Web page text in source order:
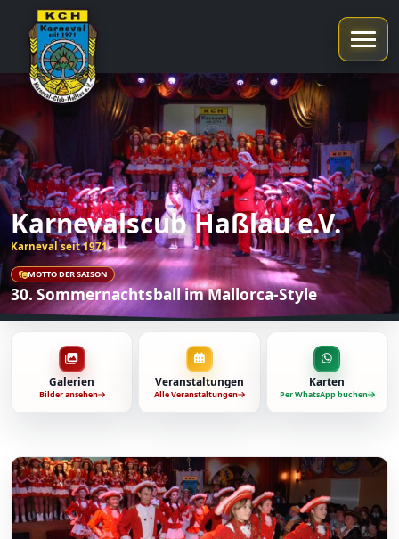
Karnevalscub Haßlau e.V.
Karneval seit 1971
MOTTO DER SAISON
30. Sommernachtsball im Mallorca-Style
Galerien
Bilder ansehen
Veranstaltungen
Alle Veranstaltungen
Karten
Per WhatsApp buchen